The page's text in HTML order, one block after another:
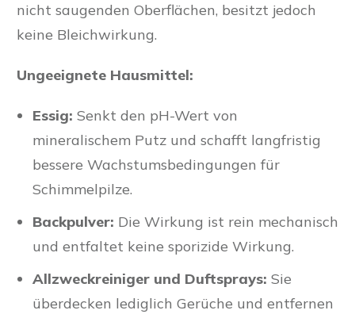
nicht saugenden Oberflächen, besitzt jedoch
keine Bleichwirkung.
Ungeeignete Hausmittel:
Essig: Senkt den pH-Wert von
mineralischem Putz und schafft langfristig
bessere Wachstumsbedingungen für
Schimmelpilze.
Backpulver: Die Wirkung ist rein mechanisch
und entfaltet keine sporizide Wirkung.
Allzweckreiniger und Duftsprays: Sie
überdecken lediglich Gerüche und entfernen